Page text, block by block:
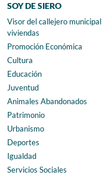
SOY DE SIERO
Visor del callejero
viviendas
Promoción Económica
Cultura
Educación
Juventud
Animales Abandonados
Patrimonio
Urbanismo
Deportes
Igualdad
Servicios Sociales